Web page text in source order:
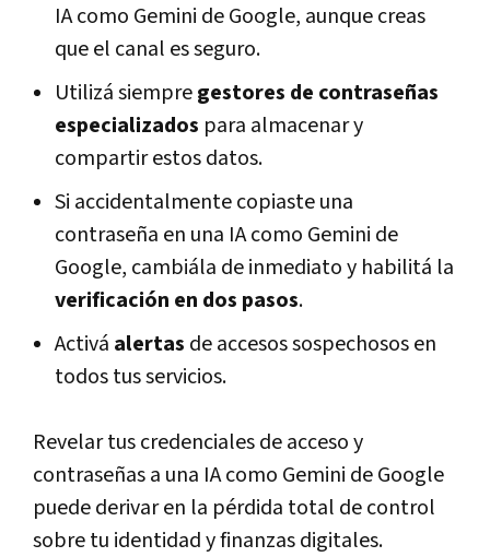
IAcomo Gemini de Google, aunque creas
que el canal es seguro.
Utilizá siempregestores de contraseñas
especializados para almacenar y
compartir estos datos.
Si accidentalmente copiaste una
contraseña en una IA como Gemini de
Google, cambiála de inmediato y habilitá la
verificación en dos pasos.
Activá alertas de accesos sospechosos en
todos tus servicios.
Revelar tus credenciales de acceso y
contraseñas a una IA como Gemini de Google
puede derivar en la pérdida total de control
sobre tu identidad y finanzas digitales.